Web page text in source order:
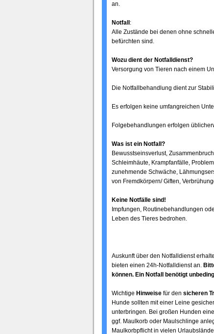
an.
Notfall :
Alle Zustände bei denen ohne
befürchten sind.
Wozu dient der Notfalldienst?
Versorgung von Tieren nach einem
Die Notfallbehandlung dient zur
Es erfolgen keine umfangreichen
Folgebehandlungen erfolgen
Was ist ein Notfall?
Bewusstseinsverlust,
Schleimhäute, Krampfanfälle,
zunehmende Schwäche,
von Fremdkörpern/ Giften,
Keine Notfälle sind!
Impfungen, Routinebehandlungen
Leben des Tieres bedrohen.
Auskunft über den Notfalldienst
bieten einen 24h-Notfalldienst an.
können. Ein Notfall benötigt
Wichtige Hinweise für den sicheren
Hunde sollten mit einer Leine
unterbringen. Bei großen Hunden
ggf. Maulkorb oder Maulschlinge
Maulkorbpflicht in vielen